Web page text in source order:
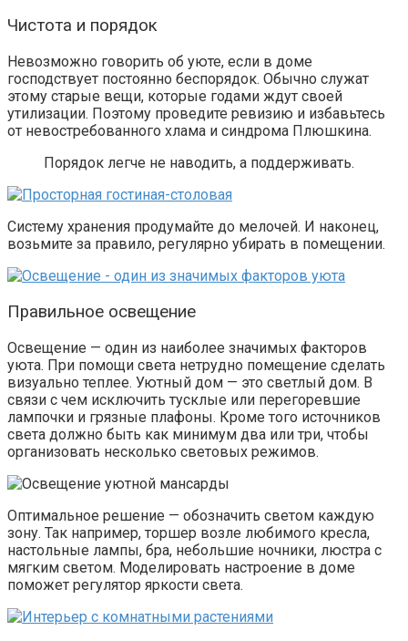
Чистота и порядок
Невозможно говорить об уюте, если в доме
господствует постоянно беспорядок. Обычно служат
этому старые вещи, которые годами ждут своей
утилизации. Поэтому проведите ревизию и избавьтесь
от невостребованного хлама и синдрома Плюшкина.
Порядок легче не наводить, а поддерживать.
Систему хранения продумайте до мелочей. И наконец,
возьмите за правило, регулярно убирать в помещении.
Правильное освещение
Освещение — один из наиболее значимых факторов
уюта. При помощи света нетрудно помещение сделать
визуально теплее. Уютный дом — это светлый дом. В
связи с чем исключить тусклые или перегоревшие
лампочки и грязные плафоны. Кроме того источников
света должно быть как минимум два или три, чтобы
организовать несколько световых режимов.
Оптимальное решение — обозначить светом каждую
зону. Так например, торшер возле любимого кресла,
настольные лампы, бра, небольшие ночники, люстра с
мягким светом. Моделировать настроение в доме
поможет регулятор яркости света.